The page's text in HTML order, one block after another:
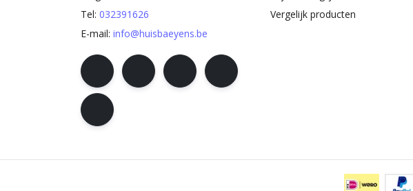
Tel: 032391626
E-mail: info@huisbaeyens.be
Vergelijk producten